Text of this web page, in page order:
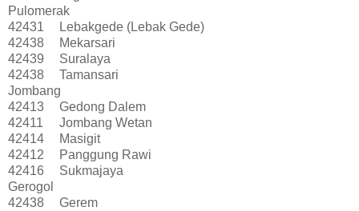
Pulomerak
42431
Lebakgede (Lebak Gede)
42438
Mekarsari
42439
Suralaya
42438
Tamansari
Jombang
42413
Gedong Dalem
42411
Jombang Wetan
42414
Masigit
42412
Panggung Rawi
42416
Sukmajaya
Gerogol
42438
Gerem